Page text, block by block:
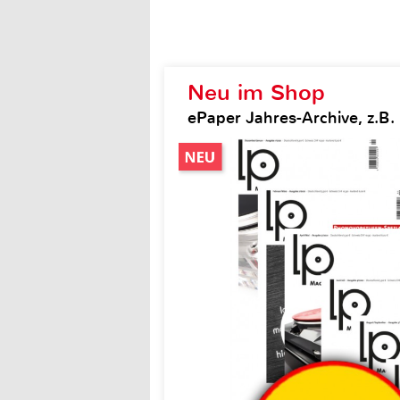
Neu im Shop
ePaper Jahres-Archive, z.B.